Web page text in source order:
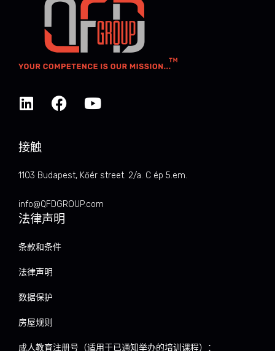
接触
1103 Budapest, Kőér street. 2/a. C ép 5.em.
info@QFDGROUP.com
法律声明
条款和条件
法律声明
数据保护
房屋规则
成人教育注册号（适用于已通知举办的培训课程）：